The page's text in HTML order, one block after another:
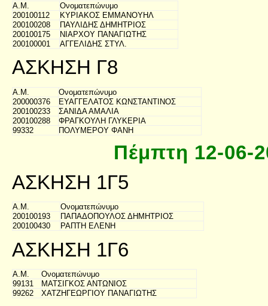
Α.Μ.
Ονοματεπώνυμο
200100112
ΚΥΡΙΑΚΟΣ ΕΜΜΑΝΟΥΗΛ
200100208
ΠΑΥΛΙΔΗΣ ΔΗΜΗΤΡΙΟΣ
200100175
ΝΙΑΡΧΟΥ ΠΑΝΑΓΙΩΤΗΣ
200100001
ΑΓΓΕΛΙΔΗΣ ΣΤΥΛ.
ΑΣΚΗΣΗ Γ8
Α.Μ.
Ονοματεπώνυμο
200000376
ΕΥΑΓΓΕΛΑΤΟΣ ΚΩΝΣΤΑΝΤΙΝΟΣ
200100233
ΣΑΝΙΔΑ ΑΜΑΛΙΑ
200100288
ΦΡΑΓΚΟΥΛΗ ΓΛΥΚΕΡΙΑ
99332
ΠΟΛΥΜΕΡΟΥ ΦΑΝΗ
Πέμπτη 12-06-
ΑΣΚΗΣΗ 1Γ5
Α.Μ.
Ονοματεπώνυμο
200100193
ΠΑΠΑΔΟΠΟΥΛΟΣ ΔΗΜΗΤΡΙΟΣ
200100430
ΡΑΠΤΗ ΕΛΕΝΗ
ΑΣΚΗΣΗ 1Γ6
Α.Μ.
Ονοματεπώνυμο
99131
ΜΑΤΣΙΓΚΟΣ ΑΝΤΩΝΙΟΣ
99262
ΧΑΤΖΗΓΕΩΡΓΙΟΥ ΠΑΝΑΓΙΩΤΗΣ